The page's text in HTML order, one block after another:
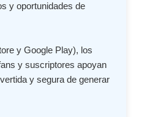
y oportunidades de
y Google Play), los
y suscriptores apoyan
y segura de generar